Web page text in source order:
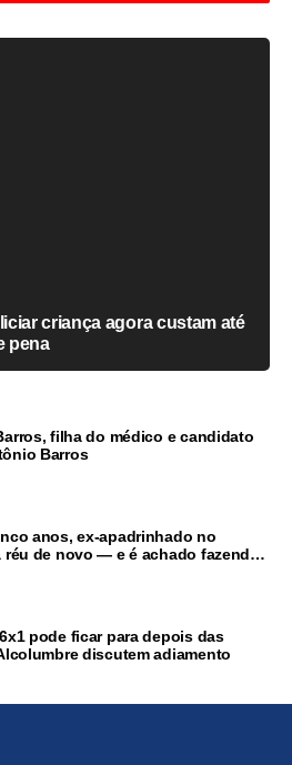
criança agora custam até
pena
filha do médico e candidato
Barros
anos, ex-apadrinhado no
réu de novo — e é achado fazendo
pode ficar para depois das
discutem adiamento